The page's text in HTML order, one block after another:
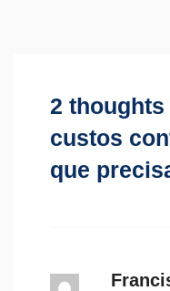
2 thoughts
custos
que